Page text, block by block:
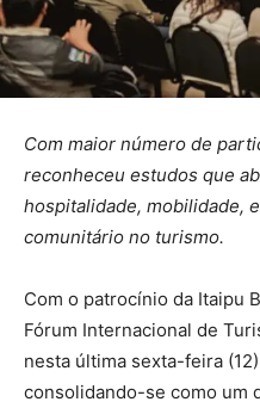
Com maior número de
reconheceu estudos que
hospitalidade, mobilidade,
comunitário no turismo.
Com o patrocínio da Itaipu
Fórum Internacional de
nesta última sexta-feira
consolidando-se como um